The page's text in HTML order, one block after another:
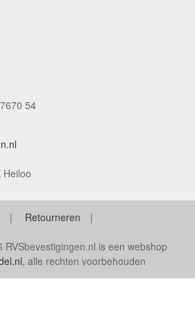
54
Heiloo
Retourneren
is een webshop
, alle rechten voorbehouden